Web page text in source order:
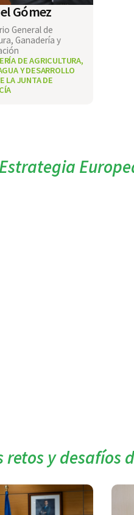
Gómez
General de
Ganadería y
DE AGRICULTURA,
Y DESARROLLO
LA JUNTA DE
y desafíos